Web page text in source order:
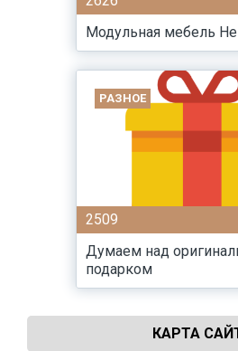
Модульная мебель
РАЗНОЕ
2509
Думаем над
подарком
КАРТА